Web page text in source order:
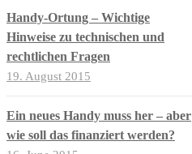
Handy-Ortung – Wichtige
Hinweise zu technischen und
rechtlichen Fragen
19. August 2015
Ein neues Handy muss her – aber
wie soll das finanziert werden?